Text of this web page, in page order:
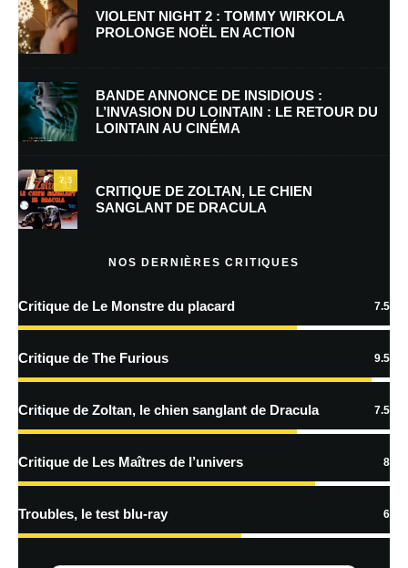
E-mail
Enregistrer mon nom, mon e-mail et mon site dans le navigateur pour
mon prochain commentaire.
Prévenez-moi de tous les nouveaux commentaires par e-mail.
Prévenez-moi de tous les nouveaux articles par e-mail.
En savoir
traitées
VIOLENT NIGHT 2 : TOMMY WIRKOLA
PROLONGE NOËL EN ACTION
BANDE ANNONCE DE INSIDIOUS :
L’INVASION DU LOINTAIN : LE RETOUR DU
LOINTAIN AU CINÉMA
7.5
CRITIQUE DE ZOLTAN, LE CHIEN
SANGLANT DE DRACULA
NOS DERNIÈRES CRITIQUES
Critique de Le Monstre du placard 7.5
Critique de The Furious 9.5
Critique de Zoltan, le chien sanglant de Dracula 7.5
Critique de Les Maîtres de l’univers 8
Troubles, le test blu-ray 6